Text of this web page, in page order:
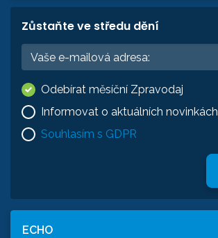
Zůstaňte ve středu dění
Odebírat měsíční Zpravodaj
Informovat o aktuálních novinkách
Souhlasím s GDPR
ECHO